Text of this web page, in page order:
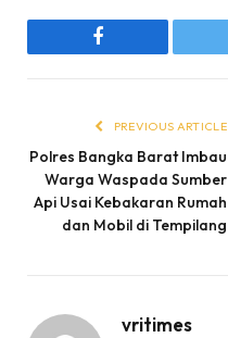
Facebook
PREVIOUS ARTICLE
Polres Bangka Barat Imbau
Warga Waspada Sumber
Api Usai Kebakaran Rumah
dan Mobil di Tempilang
vritimes